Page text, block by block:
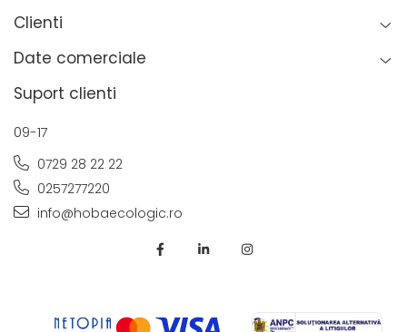
Clienti
Date comerciale
Suport clienti
09-17
0729 28 22 22
0257277220
info@hobaecologic.ro